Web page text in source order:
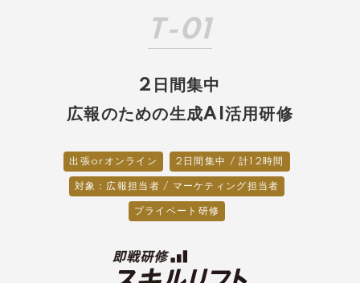
T-01
2日間集中
広報のための生成AI活用研修
出張orオンライン 2日間集中 / 計12時間
対象：広報担当者 / マーケティング担当者
プライベート研修